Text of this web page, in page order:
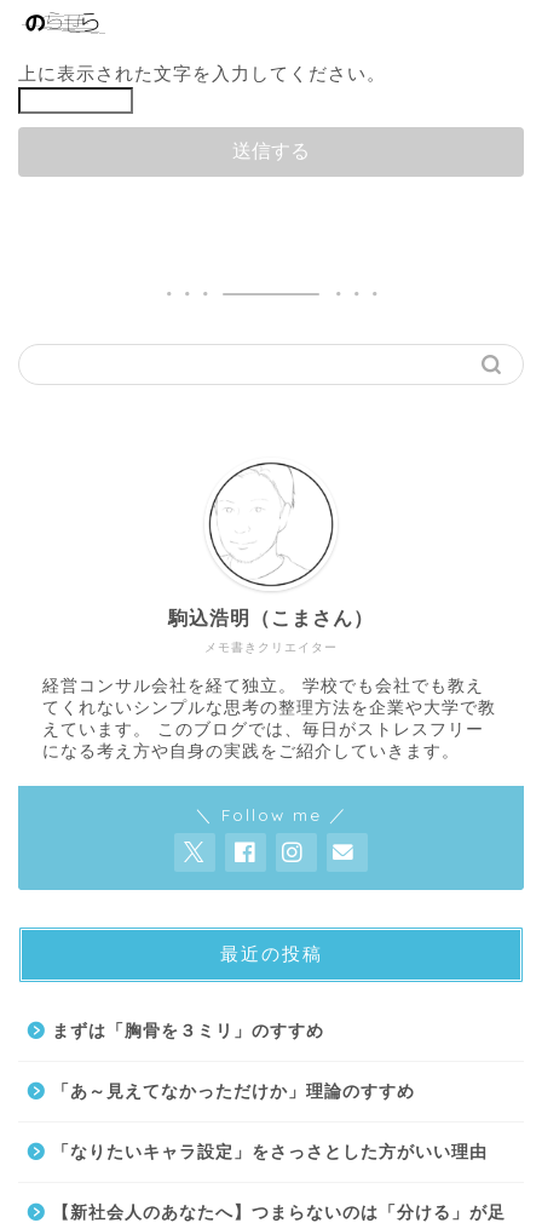
上に表示された文字を入力してください。
メモ書きクリエイター
駒込浩明（こまさん）
経営コンサル会社を経て独立。 学校でも会社でも教え
てくれないシンプルな思考の整理方法を企業や大学で教
えています。 このブログでは、毎日がストレスフリー
になる考え方や自身の実践をご紹介していきます。
＼ Follow me ／
最近の投稿
まずは「胸骨を３ミリ」のすすめ
「あ～見えてなかっただけか」理論のすすめ
「なりたいキャラ設定」をさっさとした方がいい理由
【新社会人のあなたへ】つまらないのは「分ける」が足
サイトマップ
プライバシーポリシー